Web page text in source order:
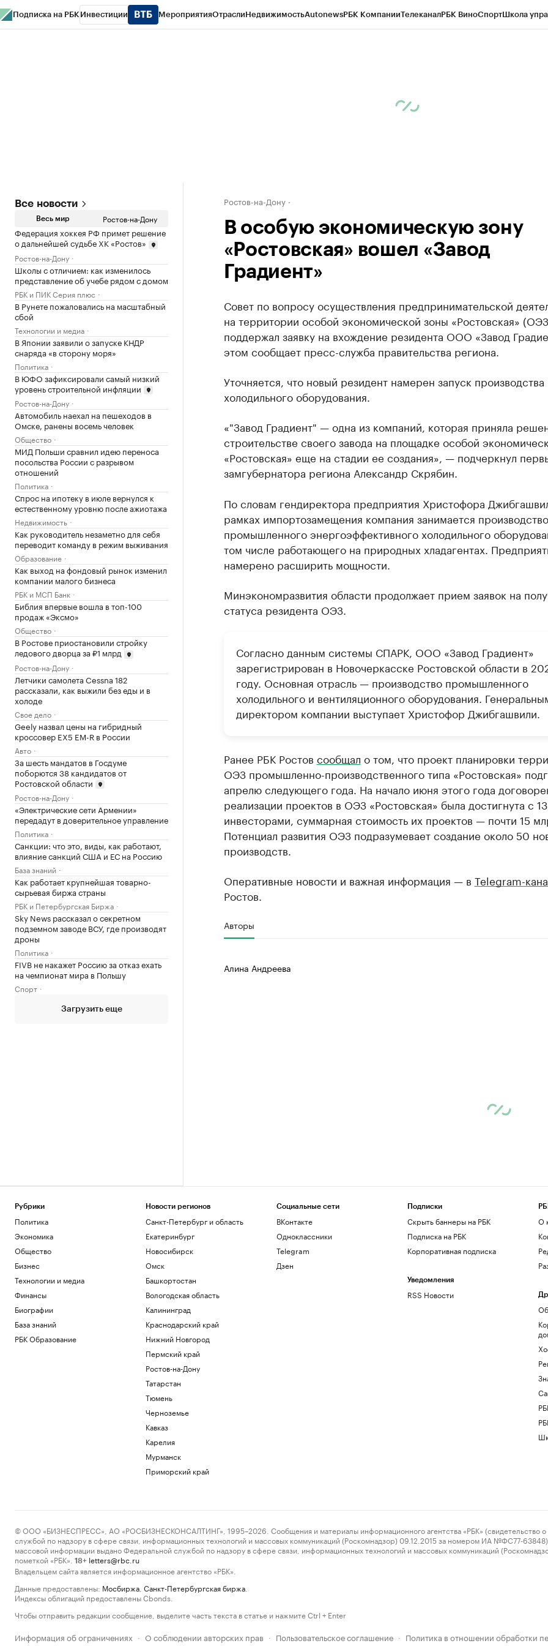
Подписка на РБК Инвестиции МероприятияОтраслиНедвижимостьAutonewsРБК КомпанииТелеканалРБК ВиноСпортШкола
Все новости
Весь мир Ростов-на-Дону
Федерация хоккея РФ примет решение
о дальнейшей судьбе ХК «Ростов»
Ростов-на-Дону
Школы с отличием: как изменилось
представление об учебе рядом с домом
РБК и ПИК Серия плюс
В Рунете пожаловались на масштабный
сбой
Технологии и медиа
В Японии заявили о запуске КНДР
снаряда «в сторону моря»
Политика
В ЮФО зафиксировали самый низкий
уровень строительной инфляции
Ростов-на-Дону
Автомобиль наехал на пешеходов в
Омске, ранены восемь человек
Общество
МИД Польши сравнил идею переноса
посольства России с разрывом
отношений
Политика
Спрос на ипотеку в июле вернулся к
естественному уровню после ажиотажа
Недвижимость
Как руководитель незаметно для себя
переводит команду в режим выживания
Образование
Как выход на фондовый рынок изменил
компании малого бизнеса
РБК и МСП Банк
Библия впервые вошла в топ-100
продаж «Эксмо»
Общество
В Ростове приостановили стройку
ледового дворца за ₽1 млрд
Ростов-на-Дону
Летчики самолета Cessna 182
рассказали, как выжили без еды и в
холоде
Свое дело
Geely назвал цены на гибридный
кроссовер EX5 EM-R в России
Авто
За шесть мандатов в Госдуме
поборются 38 кандидатов от
Ростовской области
Ростов-на-Дону
«Электрические сети Армении»
передадут в доверительное управление
Политика
Санкции: что это, виды, как работают,
влияние санкций США и ЕС на Россию
База знаний
Как работает крупнейшая товарно-
сырьевая биржа страны
РБК и Петербургская Биржа
Sky News рассказал о секретном
подземном заводе ВСУ, где производят
дроны
Политика
FIVB не накажет Россию за отказ ехать
на чемпионат мира в Польшу
Спорт
Загрузить еще
Ростов-на-Дону
В особую экономическую зону
«Ростовская» вошел «Завод
Градиент»
Совет по вопросу осуществления предпринимательской
на территории особой экономической зоны «Ростовская»
поддержал заявку на вхождение резидента ООО «Завод
этом сообщает пресс-служба правительства региона.
Уточняется, что новый резидент намерен запуск производства
холодильного оборудования.
«"Завод Градиент" — одна из компаний, которая приняла
строительстве своего завода на площадке особой
«Ростовская» еще на стадии ее создания», — подчеркнул
замгубернатора региона Александр Скрябин.
По словам гендиректора предприятия Христофора
рамках импортозамещения компания занимается
промышленного энергоэффективного холодильного
том числе работающего на природных хладагентах.
намерено расширить мощности.
Минэкономразвития области продолжает прием заявок на
статуса резидента ОЭЗ.
Согласно данным системы СПАРК, ООО «Завод Градиент»
зарегистрирован в Новочеркасске Ростовской области в
году. Основная отрасль — производство промышленного
холодильного и вентиляционного оборудования.
директором компании выступает Христофор Джибгашвили.
Ранее РБК Ростов сообщал о том, что проект планировки
ОЭЗ промышленно-производственного типа «Ростовская»
апрелю следующего года. На начало июня этого года
реализации проектов в ОЭЗ «Ростовская» была достигнута с 13
инвесторами, суммарная стоимость их проектов — почти 15
Потенциал развития ОЭЗ подразумевает создание около 50
производств.
Оперативные новости и важная информация — в Telegram-
Ростов.
Авторы
Алина Андреева
Рубрики
Политика
Экономика
Общество
Бизнес
Технологии и медиа
Финансы
Биографии
База знаний
РБК Образование
Новости регионов
Санкт-Петербург и область
Екатеринбург
Новосибирск
Омск
Башкортостан
Вологодская область
Калининград
Краснодарский край
Нижний Новгород
Пермский край
Ростов-на-Дону
Татарстан
Тюмень
Черноземье
Кавказ
Карелия
Мурманск
Приморский край
Социальные сети
ВКонтакте
Одноклассники
Telegram
Дзен
Подписки
Скрыть баннеры на РБК
Подписка на РБК
Корпоративная подписка
Уведомления
RSS Новости
О
© ООО «БИЗНЕСПРЕСС», АО «РОСБИЗНЕСКОНСАЛТИНГ», 1995–2026. Сообщения и материалы информационного агентства «РБК» (свидетельство о
службой по надзору в сфере связи, информационных технологий и массовых коммуникаций (Роскомнадзор) 09.12.2015 за номером ИА №ФС77-63848)
массовой информации выдано Федеральной службой по надзору в сфере связи, информационных технологий и массовых коммуникаций
пометкой «РБК».
18+ letters@rbc.ru
Владельцем сайта является информационное агентство «РБК».
Данные предоставлены: Мосбиржа Санкт-Петербургская биржа
Индексы облигаций предоставлены Cbonds.
Чтобы отправить редакции сообщение, выделите часть текста в статье и нажмите Ctrl + Enter
Информация об ограничениях · О соблюдении авторских прав · Пользовательское соглашение · Политика в отношении обработки